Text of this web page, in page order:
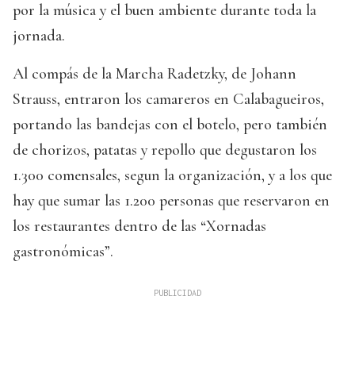
por la música y el buen ambiente durante toda la
jornada.
Al compás de la Marcha Radetzky, de Johann
Strauss, entraron los camareros en Calabagueiros,
portando las bandejas con el botelo, pero también
de chorizos, patatas y repollo que degustaron los
1.300 comensales, segun la organización, y a los que
hay que sumar las 1.200 personas que reservaron en
los restaurantes dentro de las “Xornadas
gastronómicas”.